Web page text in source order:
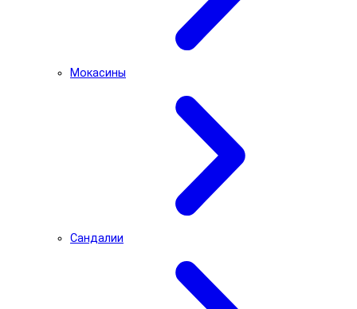
Мокасины
Сандалии